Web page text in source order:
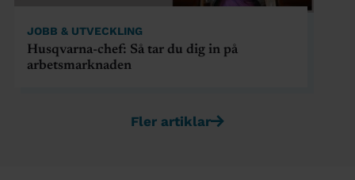
JOBB & UTVECKLING
Husqvarna-chef: Så tar du dig in på
arbetsmarknaden
Fler artiklar